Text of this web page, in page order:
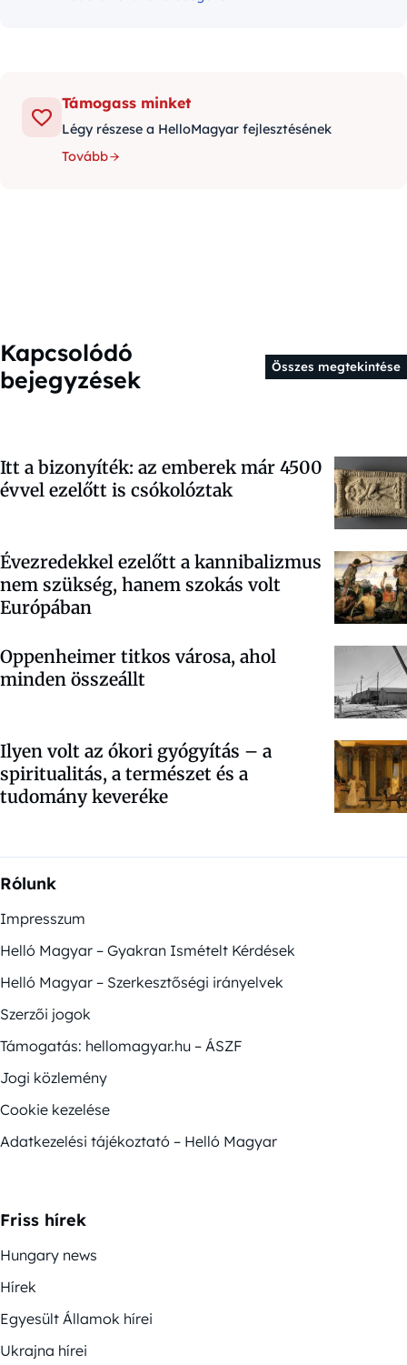
Támogass minket
Légy részese a HelloMagyar fejlesztésének
Tovább
Kapcsolódó
bejegyzések
Összes megtekintése
Itt a bizonyíték: az emberek már 4500
évvel ezelőtt is csókolóztak
Évezredekkel ezelőtt a kannibalizmus
nem szükség, hanem szokás volt
Európában
Oppenheimer titkos városa, ahol
minden összeállt
Ilyen volt az ókori gyógyítás – a
spiritualitás, a természet és a
tudomány keveréke
Rólunk
Impresszum
Helló Magyar – Gyakran Ismételt Kérdések
Helló Magyar – Szerkesztőségi irányelvek
Szerzői jogok
Támogatás: hellomagyar.hu – ÁSZF
Jogi közlemény
Cookie kezelése
Adatkezelési tájékoztató – Helló Magyar
Friss hírek
Hungary news
Hírek
Egyesült Államok hírei
Ukrajna hírei